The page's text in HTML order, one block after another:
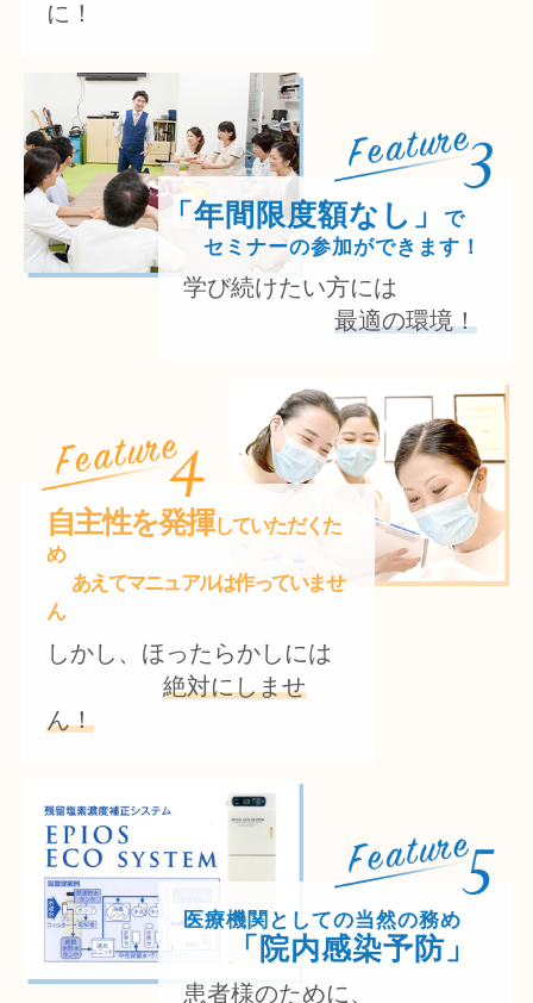
に！
「年間限度額なし」で
セミナーの参加ができます！
学び続けたい方には
最適の環境！
自主性を発揮していただくた
め
あえてマニュアルは作っていませ
ん
しかし、ほったらかしには
絶対にしませ
ん！
医療機関としての当然の務め
「院内感染予防」
患者様のために、